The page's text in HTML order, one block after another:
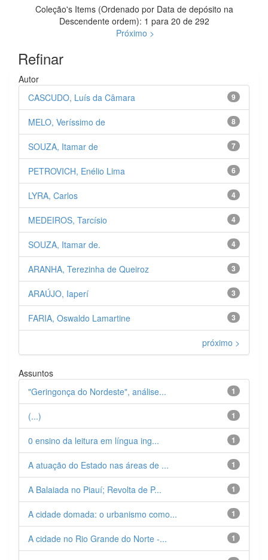
Coleção's Items (Ordenado por Data de depósito na
Descendente ordem): 1 para 20 de 292
Próximo >
Refinar
Autor
9
CASCUDO, Luís da Câmara
8
MELO, Veríssimo de
7
SOUZA, Itamar de
6
PETROVICH, Enélio Lima
4
LYRA, Carlos
4
MEDEIROS, Tarcísio
4
SOUZA, Itamar de.
3
ARANHA, Terezinha de Queiroz
3
ARAÚJO, Iaperí
3
FARIA, Oswaldo Lamartine
próximo >
Assuntos
1
"Geringonça do Nordeste", análise...
1
(...)
1
0 ensino da leitura em língua ing...
1
A atuação do Estado nas áreas de ...
1
A Balaiada no Piauí; Revolta de P...
1
A cidade domada: o urbanismo como...
1
A cidade no Rio Grande do Norte -...